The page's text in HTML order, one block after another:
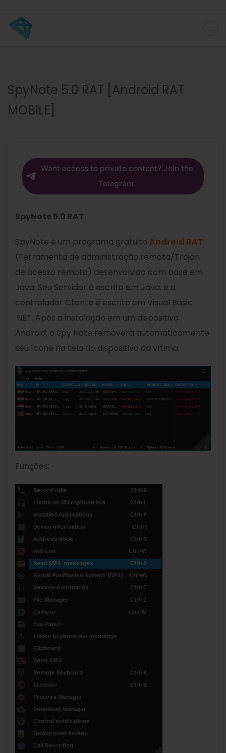
SpyNote 5.0 RAT [Android RAT
MOBILE]
Want access to private content? Join the
Telegram.
SpyNote 5.0 RAT
SpyNote é um programa gratuito Android RAT
(Ferramenta de administração remota/Trojan
de acesso remoto) desenvolvido com base em
Java. Seu Servidor é escrito em Java, e o
controlador Cliente é escrito em Visual Basic
.NET. Após a instalação em um dispositivo
Android, o Spy Note removerá automaticamente
seu ícone na tela do dispositivo da vítima.
Funções: